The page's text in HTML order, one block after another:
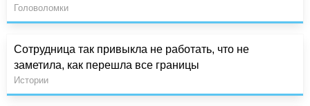
Головоломки
Сотрудница так привыкла не работать, что не
заметила, как перешла все границы
Истории